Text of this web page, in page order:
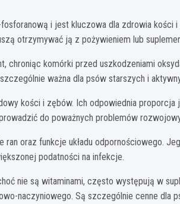
i jest kluczowa dla zdrowia kości
otrzymywać ją z pożywieniem lub
chroniąc komórki przed uszkodzeniami
ważna dla psów starszych i
kości i zębów. Ich odpowiednia
do poważnych problemów
oraz funkcje układu odpornościowego.
podatności na infekcje.
nie są witaminami, często występują w
naczyniowego. Są szczególnie cenne dla